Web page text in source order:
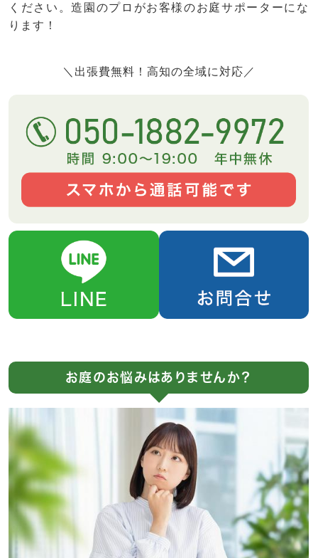
ください。造園のプロがお客様のお庭サポーターにな
ります！
＼出張費無料！高知の全域に対応／
お庭のお悩みはありませんか？